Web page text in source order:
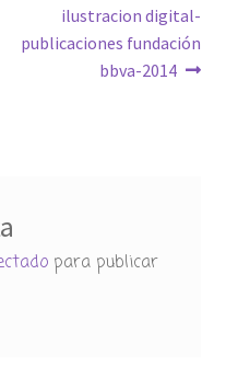
ilustracion digital-
publicaciones fundación
bbva-2014
para publicar